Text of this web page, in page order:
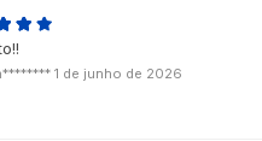
1 de junho de 2026